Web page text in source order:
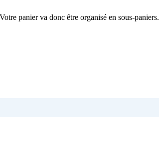
panier va donc être organisé en sous-paniers.